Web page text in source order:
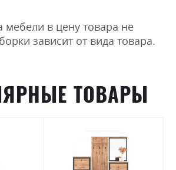
мебели в цену товара не
зависит от вида товара.
ТОВАРЫ